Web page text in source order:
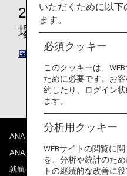
2026年5月18日
場合
国際運送約款（旅客及び手荷
2026年3月28日までに
約款（旅客及び手荷物
ANAについて
ANAからのお知らせ
就航都市
いただくために以下
ます。
必須クッキー
このクッキーは、
ために必要です。お
約したり、ログイン
ます。
分析用クッキー
WEBサイトの閲覧に
を、分析や統計のた
トの継続的な改善に役